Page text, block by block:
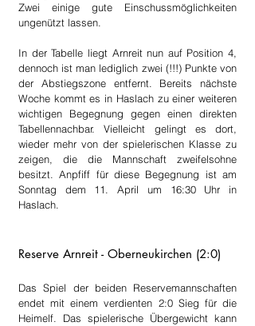
Zwei einige gute Einschussmöglichkeiten
ungenützt lassen.
In der Tabelle liegt Arnreit nun auf Position 4,
dennoch ist man lediglich zwei (!!!) Punkte von
der Abstiegszone entfernt. Bereits nächste
Woche kommt es in Haslach zu einer weiteren
wichtigen Begegnung gegen einen direkten
Tabellennachbar. Vielleicht gelingt es dort,
wieder mehr von der spielerischen Klasse zu
zeigen, die die Mannschaft zweifelsohne
besitzt. Anpfiff für diese Begegnung ist am
Sonntag dem 11. April um 16:30 Uhr in
Haslach.
Reserve Arnreit - Oberneukirchen (2:0)
Das Spiel der beiden Reservemannschaften
endet mit einem verdienten 2:0 Sieg für die
Heimelf. Das spielerische Übergewicht kann